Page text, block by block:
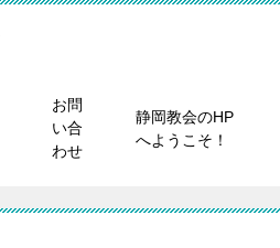
お問
い合
わせ
静岡教会のHP
へようこそ！